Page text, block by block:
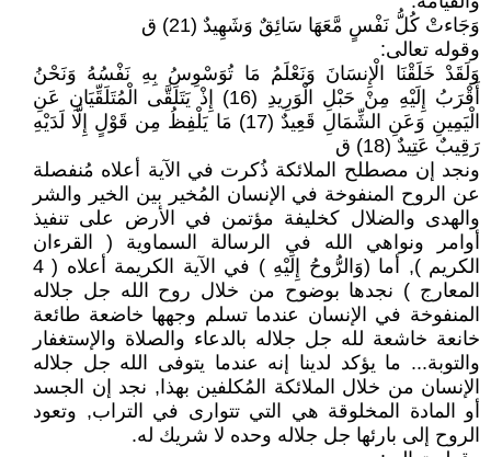
وَجَاءتْ كُلُّ نَفْسٍ مَّعَهَا سَائِقٌ وَشَهِيدٌ (21) ق
وقوله تعالى:
وَلَقَدْ خَلَقْنَا الْإِنسَانَ وَنَعْلَمُ مَا تُوَسْوِسُ بِهِ نَفْسُهُ وَنَحْنُ
أَقْرَبُ إِلَيْهِ مِنْ حَبْلِ الْوَرِيدِ (16) إِذْ يَتَلَقَّى الْمُتَلَقِّيَانِ عَنِ
الْيَمِينِ وَعَنِ الشِّمَالِ قَعِيدٌ (17) مَا يَلْفِظُ مِن قَوْلٍ إِلَّا لَدَيْهِ
رَقِيبٌ عَتِيدٌ (18) ق
ونجد إن مصطلح الملائكة ذُكرت في الآية أعلاه مُنفصلة
عن الروح المنفوخة في الإنسان المُخير بين الخير والشر
والهدى والضلال كخليفة مؤتمن في الأرض على تنفيذ
أوامر ونواهي الله في الرسالة السماوية ( القرءان
الكريم ), أما (وَالرُّوحُ إِلَيْهِ ) في الآية الكريمة أعلاه ( 4
المعارج ) نجدها بوضوح من خلال روح الله جل جلاله
المنفوخة في الإنسان عندما تسلم وجهها خاضعة طائعة
خانعة خاشعة لله جل جلاله بالدعاء والصلاة والإستغفار
والتوبة... ما يؤكد لدينا إنه عندما يتوفى الله جل جلاله
الإنسان من خلال الملائكة المُكلفين بهذا, نجد إن الجسد
أو المادة المخلوقة هي التي تتوارى في التراب, وتعود
الروح إلى بارئها جل جلاله وحده لا شريك له.